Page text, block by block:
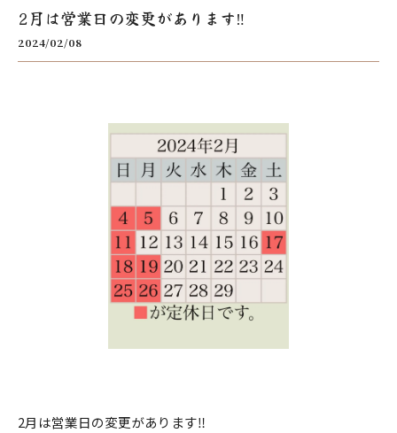
2月は営業日の変更があります‼️
2024/02/08
2月は営業日の変更があります‼️